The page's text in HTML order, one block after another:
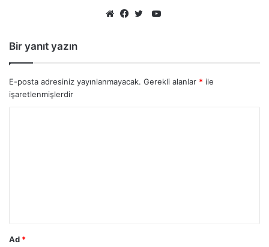
YouTube
Bir yanıt yazın
E-posta adresiniz yayınlanmayacak. Gerekli alanlar * ile
işaretlenmişlerdir
Ad *